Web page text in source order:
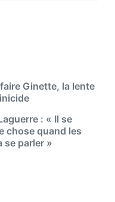
Ginette, la lente
: « Il se
chose quand les
se parler »